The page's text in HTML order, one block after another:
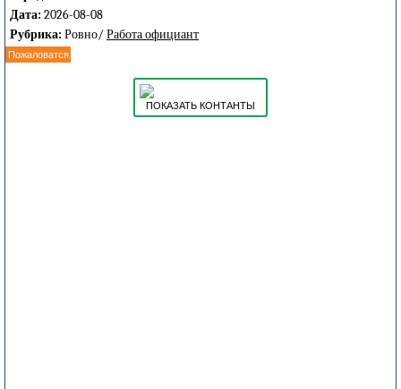
Дата: 2026-08-08
Рубрика: Ровно/ Работа официант
Пожаловатся
ПОКАЗАТЬ КОНТАНТЫ